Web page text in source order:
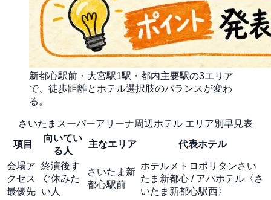
新都心駅前・大宮駅1駅・都内主要駅の3エリア
で、徒歩距離とホテル選択肢のバランスが変わ
る。
さいたまスーパーアリーナ周辺ホテル エリア別早見表
項目
向いてい
る人
主なエリア 代表ホテル
会場ア
クセス
最優先
終演後す
ぐ休みた
い人
さいたま新
都心駅前
ホテルメトロポリタンさい
たま新都心 / アパホテル〈さ
いたま新都心駅西〉